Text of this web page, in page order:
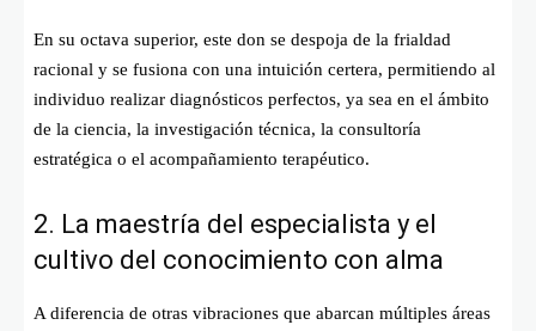
En su octava superior, este don se despoja de la frialdad
racional y se fusiona con una intuición certera, permitiendo al
individuo realizar diagnósticos perfectos, ya sea en el ámbito
de la ciencia, la investigación técnica, la consultoría
estratégica o el acompañamiento terapéutico.
2. La maestría del especialista y el
cultivo del conocimiento con alma
A diferencia de otras vibraciones que abarcan múltiples áreas